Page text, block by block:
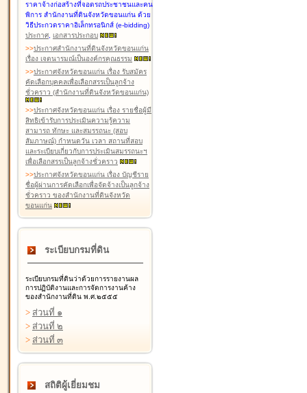
ราคาจ้างก่อสร้างที่จอดรถประชาชนและคน
พิการ สำนักงานที่ดินจังหวัดขอนแก่น ด้วย
วิธีประกวดราคาอิเล็กทรอนิกส์ (e-bidding)
ประกาศ, เอกสารประกอบ
>>ประกาศสำนักงานที่ดินจังหวัดขอนแก่น
เรื่อง เจตนารมณ์เป็นองค์กรคุณธรรม
>>ประกาศจังหวัดขอนแก่น เรื่อง รับสมัคร
คัดเลือกบุคคลเพื่อเลือกสรรเป็นลูกจ้าง
ชั่วคราว (สำนักงานที่ดินจังหวัดขอนแก่น)
>>ประกาศจังหวัดขอนแก่น เรื่อง รายชื่อผู้มี
สิทธิเข้ารับการประเมินความรู้ความ
สามารถ ทักษะ และสมรรถนะ (สอบ
สัมภาษณ์) กำหนดวัน เวลา สถานที่สอบ
และระเบียบเกี่ยวกับการประเมินสมรรถนะฯ
เพื่อเลือกสรรเป็นลูกจ้างชั่วคราว
>>ประกาศจังหวัดขอนแก่น เรื่อง บัญชีราย
ชื่อผู้ผ่านการคัดเลือกเพื่อจัดจ้างเป็นลูกจ้าง
ชั่วคราว ของสำนักงานที่ดินจังหวัด
ขอนแก่น
ระเบียบกรมที่ดิน
ระเบียบกรมที่ดินว่าด้วยการรายงานผล
การปฏิบัติงานและการจัดการงานค้าง
ของสำนักงานที่ดิน พ.ศ.๒๕๕๕
> ส่วนที่ ๑
> ส่วนที่ ๒
> ส่วนที่ ๓
สถิติผู้เยี่ยมชม